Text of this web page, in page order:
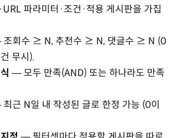
파라미터·조건·적용 게시판을 가집
회수 ≥ N, 추천수 ≥ N, 댓글수 ≥ N (0
무시).
— 모두 만족(AND) 또는 하나라도 만족
근 N일 내 작성된 글로 한정 가능 (0이